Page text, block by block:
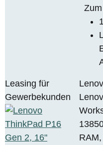
Leasing für
Gewerbekunden